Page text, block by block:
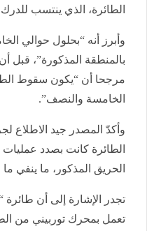
الطائرة، الذي ينتسب
بالمنطقة المذكورة”، قبل
مرجحا أن “يكون سقوط
الخامسة والنصف”.
وأكدّ المصدر جيد الاطلاع
الطائرة كانت بصدد
الحريق المذكور، ما ينفي
تعمل بمحرك توربيني من